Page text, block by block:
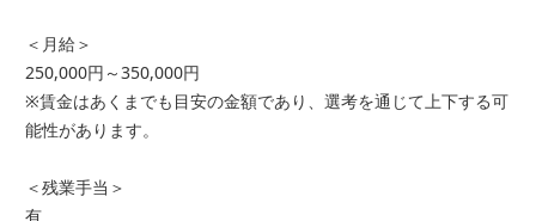
＜月給＞
250,000円～350,000円
※賃金はあくまでも目安の金額であり、選考を通じて上下する可
能性があります。
＜残業手当＞
有